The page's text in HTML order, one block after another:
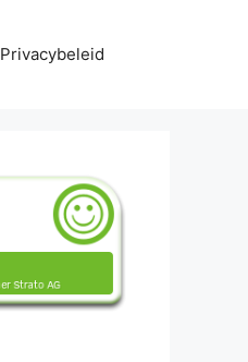
Privacybeleid